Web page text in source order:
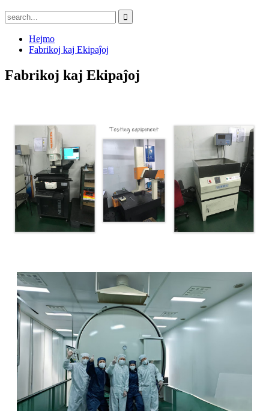
Hejmo
Fabrikoj kaj Ekipaĵoj
Fabrikoj kaj Ekipaĵoj